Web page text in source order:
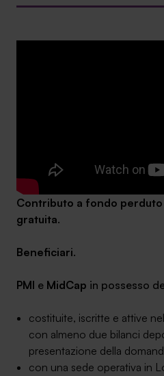
SA Finance Mediazione Creditizia Srl,
all'Oam n.M336
Contributo a fondo
gratuita.
Beneficiari.
PMI e MidCap in possesso
costituite, iscritte e attive
con almeno due bilanci
presentazione della
con una sede operativa in